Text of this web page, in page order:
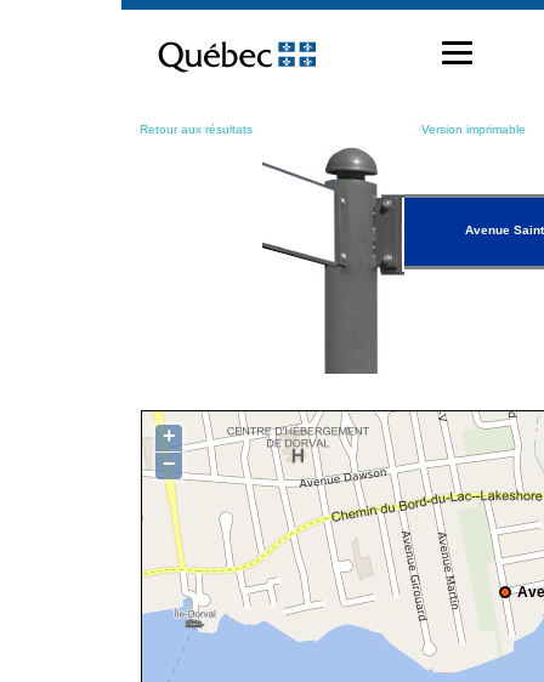
contenu
Retour aux résultats Version imprimable
Avenue
+
−